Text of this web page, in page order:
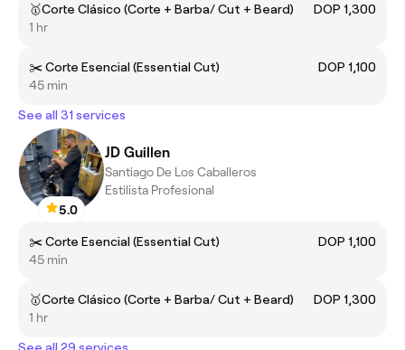
🥇Corte Clásico (Corte + Barba/ Cut + Beard)
DOP 1,300
1 hr
✂️ Corte Esencial (Essential Cut)
DOP 1,100
45 min
See all 31 services
5.0
JD Guillen
Santiago De Los Caballeros
Estilista Profesional
✂️ Corte Esencial (Essential Cut)
DOP 1,100
45 min
🥇Corte Clásico (Corte + Barba/ Cut + Beard)
DOP 1,300
1 hr
See all 29 services